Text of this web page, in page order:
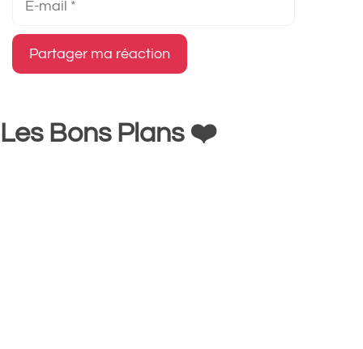
Les Bons Plans ❤️